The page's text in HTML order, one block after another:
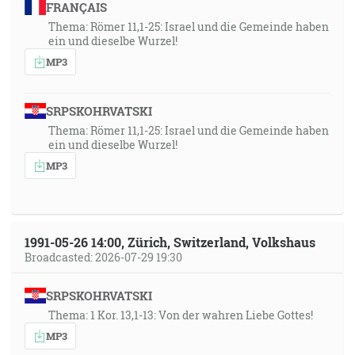
robia také veci, nebudú dediť Božieho kráľovstva. [Gl
5:16-21]
29:12
ten sa podobá mužovi, ktorý pozerá svoju prirodzenú
tvár v zrkadle. Lebo sa videl a odišiel a hneď zabudol,
aký bol. [Jk 1:23-24]
bratovi: Daj, nech vyjmem ivierko z tvojho oka, keď
hľa, brvno je v tvojom vlastnom oku? Pokrytče, najprv
vyjmi brvno zo svojho oka a potom prezrieš, aby si
vyňal ivierko z oka svojho brata. [Mt 7:3-5]
32:45
FRANÇAIS
Thema: Römer 11,1-25: Israel und die Gemeinde haben
ein und dieselbe Wurzel!
MP3
SRPSKOHRVATSKI
Thema: Römer 11,1-25: Israel und die Gemeinde haben
ein und dieselbe Wurzel!
MP3
1991-05-26 14:00, Zürich, Switzerland, Volkshaus
Broadcasted: 2026-07-29 19:30
SRPSKOHRVATSKI
Thema: 1 Kor. 13,1-13: Von der wahren Liebe Gottes!
MP3